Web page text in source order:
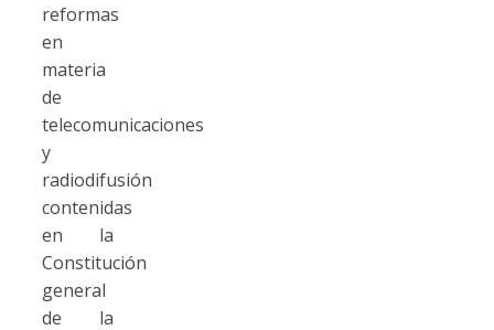
reformas
en
materia
de
telecomunicaciones
y
radiodifusión
contenidas
en la
Constitución
general
de la